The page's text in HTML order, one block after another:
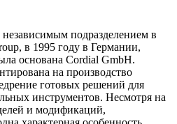
подразделением в
в 1995 году в Германии,
основана Cordial GmbH.
на производство
готовых решений для
инструментов. Несмотря на
и модификаций,